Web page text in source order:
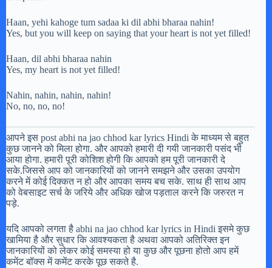
Haan, yehi kahoge tum sadaa ki dil abhi bharaa nahin!
Yes, but you will keep on saying that your heart is not yet filled!
Haan, dil abhi bharaa nahin
Yes, my heart is not yet filled!
Nahin, nahin, nahin, nahin!
No, no, no, no!
आपने इस post abhi na jao chhod kar lyrics Hindi के माध्यम से बहुत
कुछ जानने को मिला होगा. और आपको हमारी दी गयी जानकारी पसंद भी
आया होगा. हमारी पूरी कोशिश होगी कि आपको हम पूरी जानकारी दे
सके.जिससे आप को जानकारियों को जानने समझने और उसका उपयोग
करने में कोई दिक्कत न हो और आपका समय बच सके. साथ ही साथ आप
को वेबसाइट सर्च के जरिये और अधिक खोज पड़ताल करने कि जरुरत न
पड़े.
यदि आपको लगता है abhi na jao chhod kar lyrics in Hindi इसमे कुछ
खामिया है और सुधार कि आवश्यकता है अथवा आपको अतिरिक्त इन
जानकारियों को लेकर कोई समस्या हो या कुछ और पूछना होतो आप हमें
कमेंट बॉक्स में कमेंट करके पूछ सकते है.